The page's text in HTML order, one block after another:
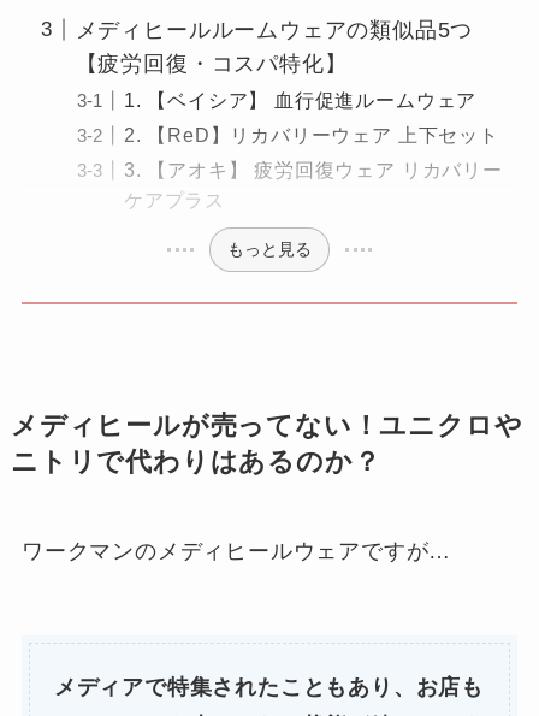
メディヒールルームウェアの類似品5つ
【疲労回復・コスパ特化】
1. 【ベイシア】 血行促進ルームウェア
2. 【ReD】リカバリーウェア 上下セット
3. 【アオキ】 疲労回復ウェア リカバリー
ケアプラス
もっと見る
メディヒールが売ってない！ユニクロや
ニトリで代わりはあるのか？
ワークマンのメディヒールウェアですが…
メディアで特集されたこともあり、お店も